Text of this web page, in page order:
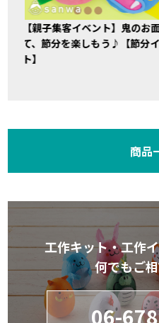
【親子集客イベント】鬼のお
て、節分を楽しもう♪【節分
ト】
商品
工作キット・工作
何でもご
06-